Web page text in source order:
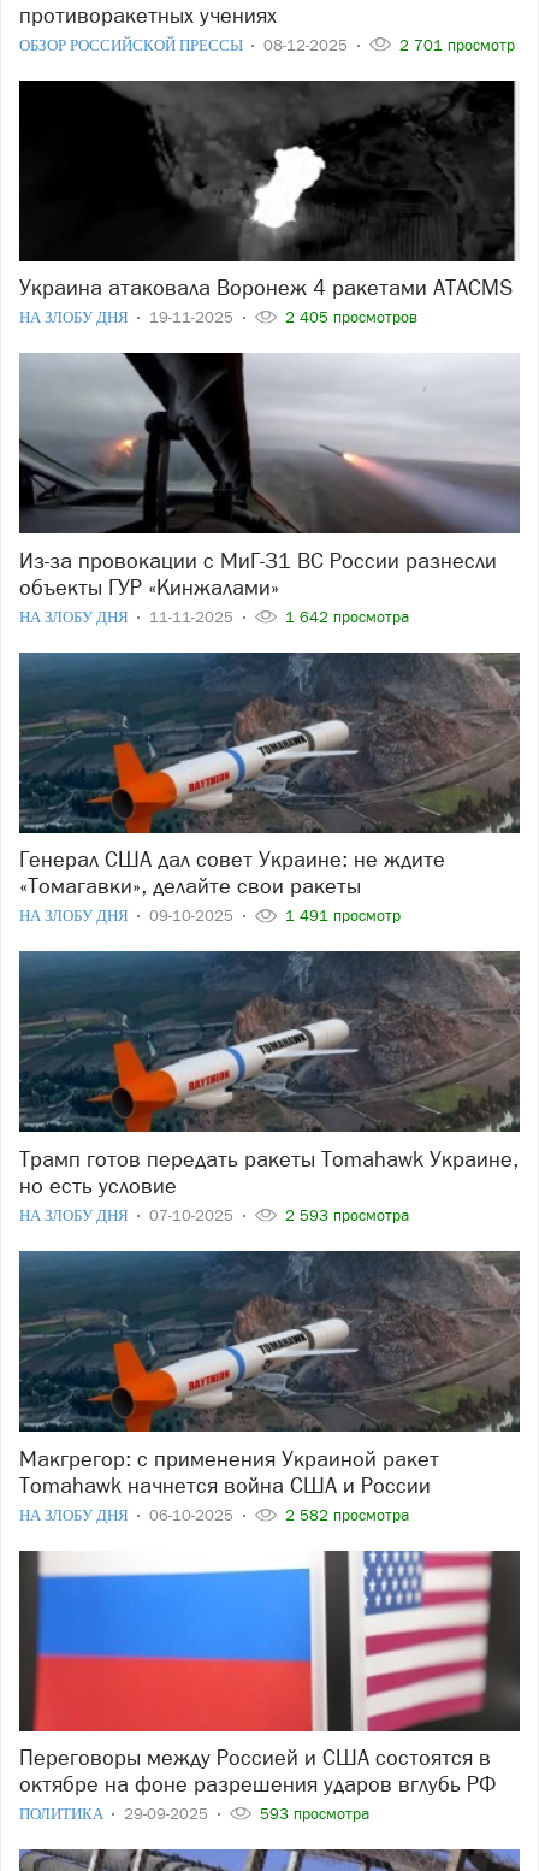
противоракетных учениях
ОБЗОР РОССИЙСКОЙ ПРЕССЫ 08-12-2025 2 701 просмотр
Украина атаковала Воронеж 4 ракетами ATACMS
НА ЗЛОБУ ДНЯ 19-11-2025 2 405 просмотров
Из-за провокации с МиГ-31 ВС России разнесли
объекты ГУР «Кинжалами»
НА ЗЛОБУ ДНЯ 11-11-2025 1 642 просмотра
Генерал США дал совет Украине: не ждите
«Томагавки», делайте свои ракеты
НА ЗЛОБУ ДНЯ 09-10-2025 1 491 просмотр
Трамп готов передать ракеты Tomahawk Украине,
но есть условие
НА ЗЛОБУ ДНЯ 07-10-2025 2 593 просмотра
Макгрегор: с применения Украиной ракет
Tomahawk начнется война США и России
НА ЗЛОБУ ДНЯ 06-10-2025 2 582 просмотра
Переговоры между Россией и США состоятся в
октябре на фоне разрешения ударов вглубь РФ
ПОЛИТИКА 29-09-2025 593 просмотра